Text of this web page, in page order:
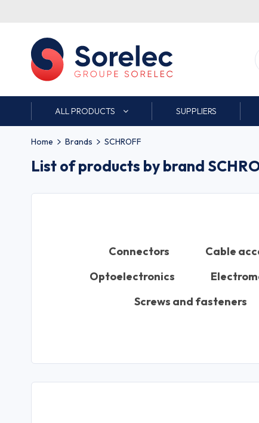
ALL PRODUCTS SUPPLIERS
Home Brands SCHROFF
List of products by brand
Connectors Cable
Optoelectronics
Screws and fasteners